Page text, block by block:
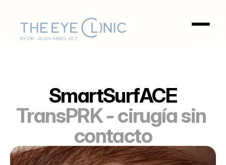
SmartSurfACE
TransPRK - cirugía sin
contacto